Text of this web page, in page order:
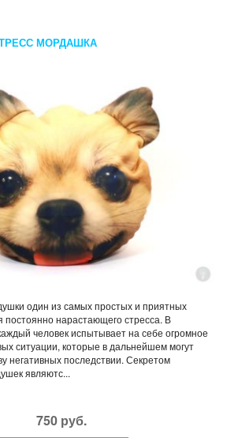
МОРДАШКА
один из самых простых и приятных
постоянно нарастающего стресса. В
человек испытывает на себе огромное
ситуации, которые в дальнейшем могут
негативных последствии. Секретом
являютс...
750 руб.